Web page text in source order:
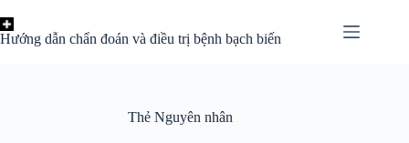
đến
phần
Hướng dẫn chẩn đoán và điều trị bệnh bạch biến
ThẻNguyên nhân